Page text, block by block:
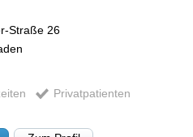
Straße 26
Privatpatienten